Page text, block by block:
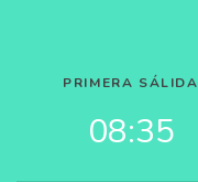
PRIMERA SÁLIDA
08:35